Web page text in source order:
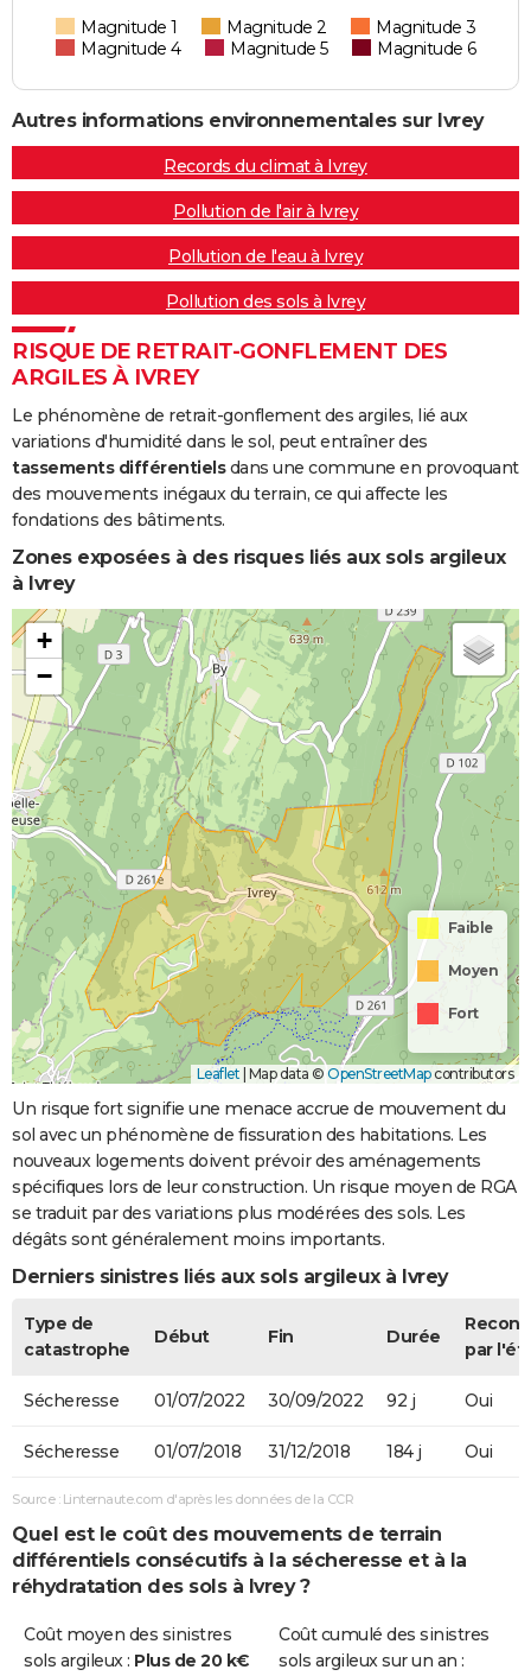
Magnitude 1 Magnitude 2
Magnitude 3
Magnitude 4
Magnitude 5 Magnitude 6
Autres informations environnementales sur Ivrey
Records du climat à Ivrey
Pollution de l'air à Ivrey
Pollution de l'eau à Ivrey
Pollution des sols à Ivrey
RISQUE DE RETRAIT-GONFLEMENT DES
ARGILES À IVREY
Le phénomène de retrait-gonflement des argiles, lié aux
variations d'humidité dans le sol, peut entraîner des
tassements différentielsdans une commune en provoquant
des mouvements inégaux du terrain, ce qui affecte les
fondations des bâtiments.
Zones exposées à des risques liés aux sols argileux
à Ivrey
+
−
Faible
Moyen
Fort
Leaflet Map data © OpenStreetMapcontributors
Un risque fort signifie une menace accrue de mouvement du
sol avec un phénomène de fissuration des habitations. Les
nouveaux logements doivent prévoir des aménagements
spécifiques lors de leur construction. Un risque moyen de RGA
se traduit par des variations plus modérées des sols. Les
dégâts sont généralement moins importants.
Derniers sinistres liés aux sols argileux à Ivrey
Type de
catastrophe
Début Fin Durée
par
Sécheresse 01/07/2022 30/09/2022 92 j Oui
Sécheresse 01/07/2018 31/12/2018 184 j Oui
Source : Linternaute.com d'après les données de la CCR
Quel est le coût des mouvements de terrain
différentiels consécutifs à la sécheresse et à la
réhydratation des sols à Ivrey ?
Coût moyen des sinistres
sols argileux : Plus de 20 k€
Coût cumulé des sinistres
sols argileux sur un an :